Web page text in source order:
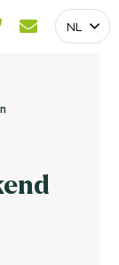
NL